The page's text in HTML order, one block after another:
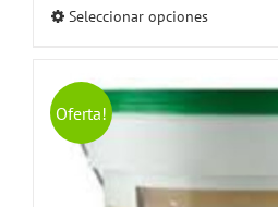
desde
55,93€
Seleccionar opcionesEste
múltiples
opciones
Oferta!